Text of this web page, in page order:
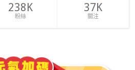
238K
粉絲
37K
關注